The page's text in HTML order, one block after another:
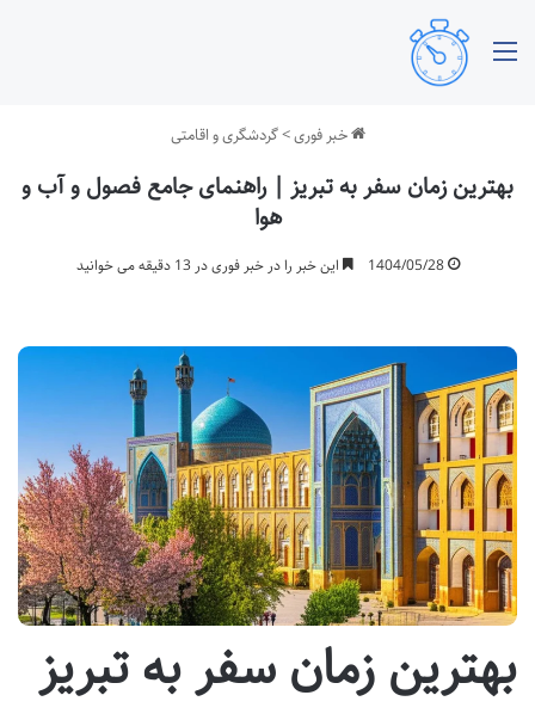
خبر فوری>گردشگری و اقامتی
بهترین زمان سفر به تبریز | راهنمای جامع فصول و آب و
هوا
1404/05/28 این خبر را در خبر فوری در 13 دقیقه می خوانید
بهترین زمان سفر به تبریز